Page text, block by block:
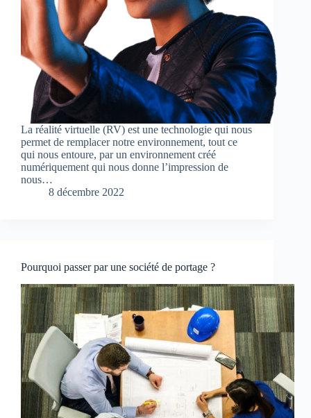
La réalité virtuelle (RV) est une technologie qui nous
permet de remplacer notre environnement, tout ce
qui nous entoure, par un environnement créé
numériquement qui nous donne l’impression de
nous…
8 décembre 2022
Pourquoi passer par une société de portage ?